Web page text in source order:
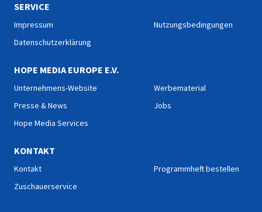
SERVICE
Impressum
Datenschutzerklärung
Nutzungsbedingungen
HOPE MEDIA EUROPE E.V.
Unternehmens-Website
Presse & News
Hope Media Services
Werbematerial
Jobs
KONTAKT
Kontakt
Zuschauerservice
Programmheft bestellen